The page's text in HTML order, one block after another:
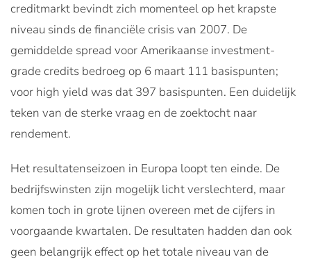
creditmarkt bevindt zich momenteel op het krapste
niveau sinds de financiële crisis van 2007. De
gemiddelde spread voor Amerikaanse investment-
grade credits bedroeg op 6 maart 111 basispunten;
voor high yield was dat 397 basispunten. Een duidelijk
teken van de sterke vraag en de zoektocht naar
rendement.
Het resultatenseizoen in Europa loopt ten einde. De
bedrijfswinsten zijn mogelijk licht verslechterd, maar
komen toch in grote lijnen overeen met de cijfers in
voorgaande kwartalen. De resultaten hadden dan ook
geen belangrijk effect op het totale niveau van de